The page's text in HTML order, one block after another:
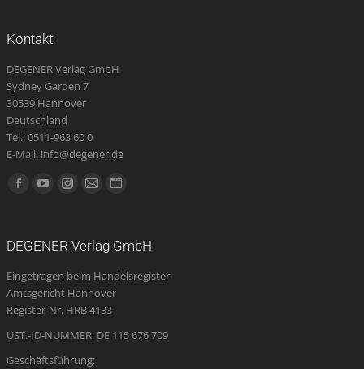
Kontakt
DEGENER Verlag GmbH
Sydney Garden 7
30539 Hannover
Deutschland
Tel.: 0511-963 60 0
E-Mail: info@degener.de
Finden Sie uns auf:
Facebook
new
window
YouTube
new
window
Instagram
new
window
E-
opens
in
new
Website
new
DEGENER Verlag GmbH
Eingetragen beim Handelsregister
Amtsgericht Hannover
Register-Nr. HRB 4133
UST.-ID-NUMMER: DE 115 676 709
Geschäftsführung: